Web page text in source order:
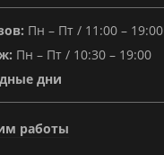
Пн – Пт / 11:00 – 19:00
Пн – Пт / 10:30 – 19:00
дни
работы